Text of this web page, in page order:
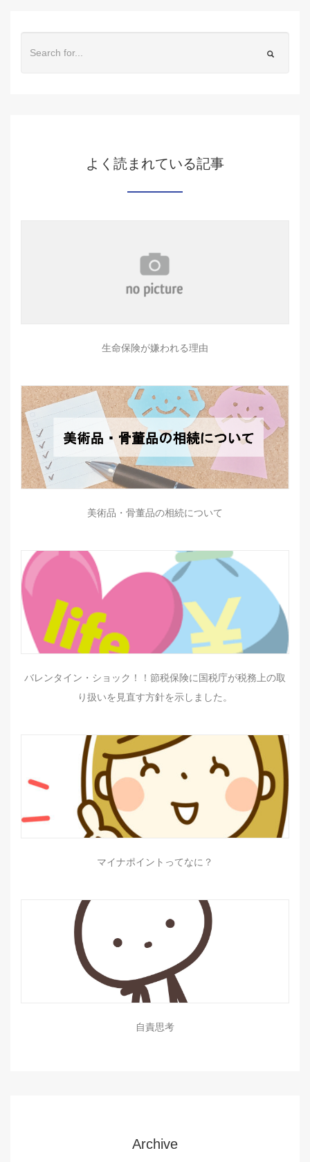
よく読まれている記事
生命保険が嫌われる理由
美術品・骨董品の相続について
バレンタイン・ショック！！節税保険に国税庁が税務上の取
り扱いを見直す方針を示しました。
マイナポイントってなに？
自責思考
Archive